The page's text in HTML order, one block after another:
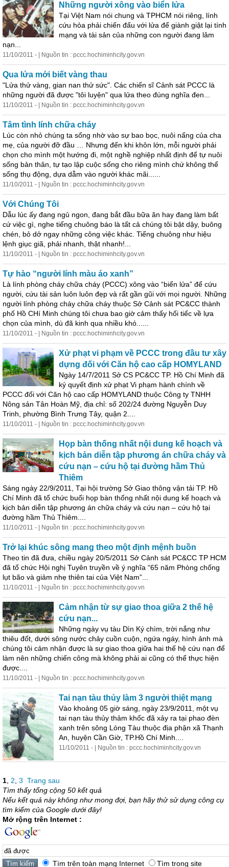
Những người xông vào biển lửa
Tại Việt Nam nói chung và TPHCM nói riêng, lính
cứu hỏa phải chiến đấu với lửa để giành giật lại tính
mạng và tài sản của những con người đang lâm
nạn...
11/10/2011 - | Nguồn tin : pccc.hochiminhcity.gov.vn
Qua lửa mới biết vàng thau
"Lửa thử vàng, gian nan thử sức". Các chiến sĩ Cảnh sát PCCC là
những người đã được "tôi luyện" qua lửa theo đúng nghĩa đen...
11/10/2011 - | Nguồn tin : pccc.hochiminhcity.gov.vn
Tâm tình lính chữa cháy
Lúc còn nhỏ chúng ta sống nhờ vào sự bao bọc, nuôi nấng của cha
mẹ, của người đỡ đầu … Nhưng đến khi khôn lớn, mỗi người phải
chọn cho mình một hướng đi, một nghề nghiệp nhất định để tự nuôi
sống bản thân, tự tạo lập cuộc sống cho riêng mình chứ không thể
sống thụ động, dựa dẫm vào người khác mãi......
11/10/2011 - | Nguồn tin : pccc.hochiminhcity.gov.vn
Với Chúng Tôi
Dẫu lúc ấy đang ngủ ngon, đang bắt đầu bữa ăn hay đang làm bất
cứ việc gì, nghe tiếng chuông báo là tất cả chúng tôi bật dậy, buông
chén, bỏ dở ngay những công việc khác. Tiếng chuông như hiệu
lệnh giục giã, phải nhanh, thật nhanh!...
11/10/2011 - | Nguồn tin : pccc.hochiminhcity.gov.vn
Tự hào “người lính màu áo xanh”
Là lính phòng cháy chữa cháy (PCCC) xông vào “biển lửa” để cứu
người, cứu tài sản luôn luôn đẹp và rất gần gũi với mọi người. Những
người lính phòng cháy chữa cháy thuộc Sở Cảnh sát PC&CC thành
phố Hồ CHí Minh chúng tôi chưa bao giờ cảm thấy hối tiếc về lựa
chọn của mình, dù đã kinh qua nhiều khó......
11/10/2011 - | Nguồn tin : pccc.hochiminhcity.gov.vn
Xử phạt vi phạm về PCCC trong đầu tư xây
dựng đối với Căn hộ cao cấp HOMYLAND
Ngày 14/7/2011 Sở CS PC&CC TP. Hồ Chí Minh đã
ký quyết định xử phạt Vi phạm hành chính về
PCCC đối với Căn hộ cao cấp HOMYLAND thuộc Công ty TNHH
Nông sản Tân Hoàn Mỹ, địa chỉ: số 202/24 đường Nguyễn Duy
Trinh, phường Bình Trưng Tây, quận 2....
11/10/2011 - | Nguồn tin : pccc.hochiminhcity.gov.vn
Họp bàn thống nhất nội dung kế hoạch và
kịch bản diễn tập phương án chữa cháy và
cứu nạn – cứu hộ tại đường hầm Thủ
Thiêm
Sáng ngày 22/9/2011, Tại hội trường Sở Giao thông vận tải TP. Hồ
Chí Minh đã tổ chức buổi họp bàn thống nhất nội dung kế hoạch và
kịch bản diễn tập phương án chữa cháy và cứu nạn – cứu hộ tại
đường hầm Thủ Thiêm....
11/10/2011 - | Nguồn tin : pccc.hochiminhcity.gov.vn
Trở lại khúc sông mang theo một định mệnh buồn
Theo tin đã đưa, chiều ngày 20/5/2011 Sở Cảnh sát PC&CC TP HCM
đã tổ chức Hội nghị Tuyên truyền về ý nghĩa “65 năm Phòng chống
lụt bão và giảm nhẹ thiên tai của Việt Nam”...
11/10/2011 - | Nguồn tin : pccc.hochiminhcity.gov.vn
Cảm nhận từ sự giao thoa giữa 2 thế hệ
cứu nạn...
Những ngày vụ tàu Dìn Ký chìm, trời nắng như
thiêu đốt, dưới sông nước chảy cuồn cuộn, ngứa ngáy, hình ảnh mà
chúng tôi cảm nhận được là sự giao thoa giữa hai thế hệ cứu nạn để
làm nên những chiến công mà không phải ai cũng có thể thực hiện
được
11/10/2011 - | Nguồn tin : pccc.hochiminhcity.gov.vn
Tai nạn tàu thủy làm 3 người thiệt mạng
Vào khoảng 05 giờ sáng, ngày 23/9/2011, một vụ
tai nạn tàu thủy thảm khốc đã xảy ra tại phao đèn
xanh trên sông Lòng Tàu thuộc địa phận xã Thạnh
An, huyện Cần Giờ, TP.Hồ Chí Minh....
11/10/2011 - | Nguồn tin : pccc.hochiminhcity.gov.vn
1, 2, 3 Trang sau
Tìm thấy tổng cộng 50 kết quả
Nếu kết quả này không như mong đợi, bạn hãy thử sử dụng công cụ
tìm kiếm của Google dưới đây!
Mở rộng trên Internet :
Tìm trên toàn mạng Internet Tìm trong site